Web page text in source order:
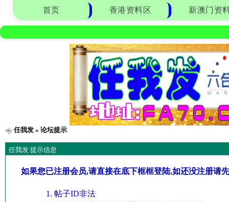
首页 香港资料区 新澳门资
任我发» 论坛提示
任我发 提示信息
如果您已注册会员,请直接在底下框框登陆,如还没注册请
帖子ID非法